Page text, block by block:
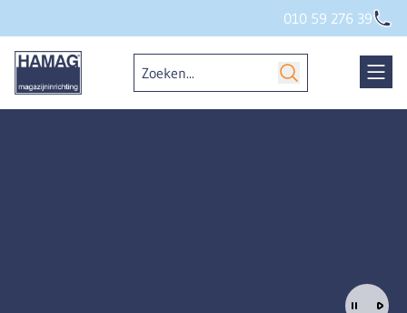
010 59 276 39